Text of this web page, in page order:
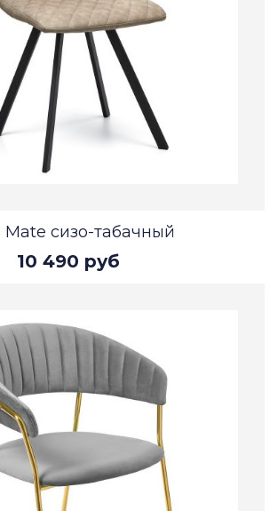
Mate сизо-табачный
10 490 руб